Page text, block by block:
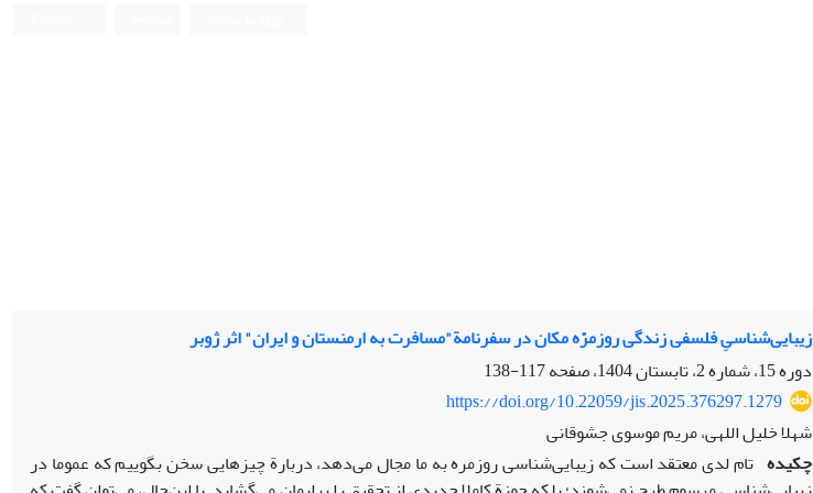
زیبایی‌شناسیِ فلسفی زندگی روزمرّه مکان در سفرنامة"مسافرت به ارمنستان و ایران" اثر ژوبر
دوره 15، شماره 2، تابستان 1404، صفحه
117-138
https://doi.org/10.22059/jis.2025.376297.1279
شهلا خلیل اللهی، مریم موسوی جشوقانی
چکیده تام لدی معتقد است که زیبایی‌شناسی روزمره به ما مجال می‌دهد، دربارة چیزهایی سخن بگوییم که عموما در